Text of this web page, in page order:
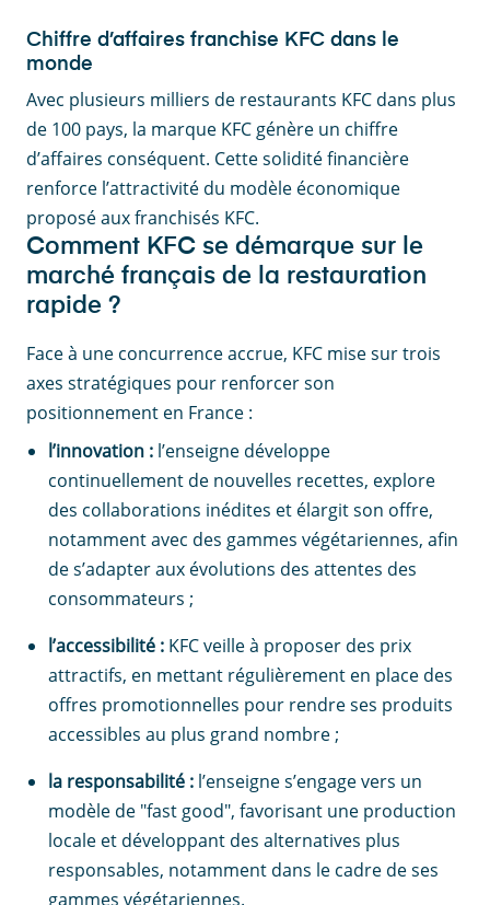
Chiffre d’affaires franchise KFC dans le
monde
Avec plusieurs milliers de restaurants KFC dans plus
de 100 pays, la marque KFC génère un chiffre
d’affaires conséquent. Cette solidité financière
renforce l’attractivité du modèle économique
proposé aux franchisés KFC.
Comment KFC se démarque sur le
marché français de la restauration
rapide ?
Face à une concurrence accrue, KFC mise sur trois
axes stratégiques pour renforcer son
positionnement en France :
l’innovation : l’enseigne développe
continuellement de nouvelles recettes, explore
des collaborations inédites et élargit son offre,
notamment avec des gammes végétariennes, afin
de s’adapter aux évolutions des attentes des
consommateurs ;
l’accessibilité : KFC veille à proposer des prix
attractifs, en mettant régulièrement en place des
offres promotionnelles pour rendre ses produits
accessibles au plus grand nombre ;
la responsabilité : l’enseigne s’engage vers un
modèle de "fast good", favorisant une production
locale et développant des alternatives plus
responsables, notamment dans le cadre de ses
gammes végétariennes.